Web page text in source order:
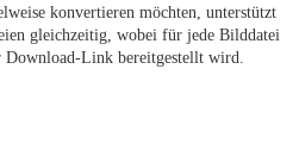
konvertieren möchten, unterstützt
gleichzeitig, wobei für jede Bilddatei
Download-Link bereitgestellt wird.